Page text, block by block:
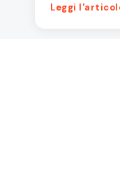
Leggi